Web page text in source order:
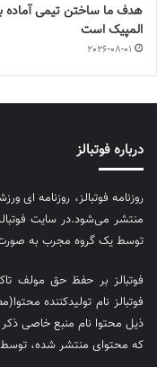
هدف ما ساختن تیمی آماده
المپیک است
2026-08-01
درباره فوتبالز
منتشر می‌شود.در سایت
توسط یک گروه مجرب به صورت
فوتبالز بر حفظ حق مولف
فوتبالز نام تولیدکننده
که محتوای منتشر شده، توسط